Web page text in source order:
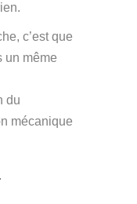
c’est que
un même
du
mécanique